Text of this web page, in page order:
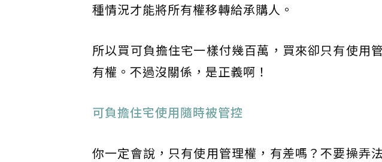
種情況才能將所有權移轉給承購人。
所以買可負擔住宅一樣付幾百萬，買來卻只有使用
有權。不過沒關係，是正義啊！
​可負擔住宅使用隨時被管控
你一定會說，只有使用管理權，有差嗎？不要操弄